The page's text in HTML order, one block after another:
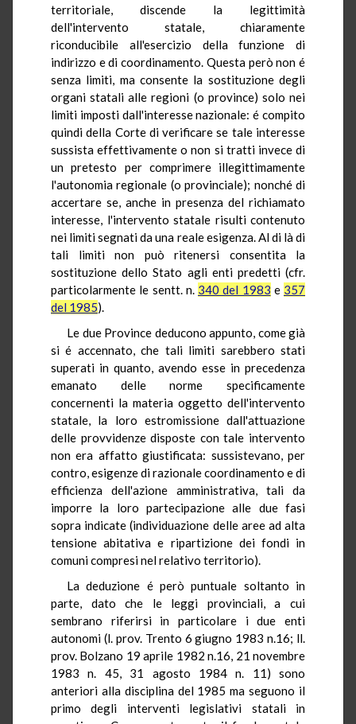
territoriale, discende la legittimità
dell'intervento statale, chiaramente
riconducibile all'esercizio della funzione di
indirizzo e di coordinamento. Questa però non é
senza limiti, ma consente la sostituzione degli
organi statali alle regioni (o province) solo nei
limiti imposti dall'interesse nazionale: é compito
quindi della Corte di verificare se tale interesse
sussista effettivamente o non si tratti invece di
un pretesto per comprimere illegittimamente
l'autonomia regionale (o provinciale); nonché di
accertare se, anche in presenza del richiamato
interesse, l'intervento statale risulti contenuto
nei limiti segnati da una reale esigenza. Al di là di
tali limiti non può ritenersi consentita la
sostituzione dello Stato agli enti predetti (cfr.
particolarmente le sentt. n. 340 del 1983 e 357
del 1985).
Le due Province deducono appunto, come già
si é accennato, che tali limiti sarebbero stati
superati in quanto, avendo esse in precedenza
emanato delle norme specificamente
concernenti la materia oggetto dell'intervento
statale, la loro estromissione dall'attuazione
delle provvidenze disposte con tale intervento
non era affatto giustificata: sussistevano, per
contro, esigenze di razionale coordinamento e di
efficienza dell'azione amministrativa, tali da
imporre la loro partecipazione alle due fasi
sopra indicate (individuazione delle aree ad alta
tensione abitativa e ripartizione dei fondi in
comuni compresi nel relativo territorio).
La deduzione é però puntuale soltanto in
parte, dato che le leggi provinciali, a cui
sembrano riferirsi in particolare i due enti
autonomi (l. prov. Trento 6 giugno 1983 n.16; ll.
prov. Bolzano 19 aprile 1982 n.16, 21 novembre
1983 n. 45, 31 agosto 1984 n. 11) sono
anteriori alla disciplina del 1985 ma seguono il
primo degli interventi legislativi statali in